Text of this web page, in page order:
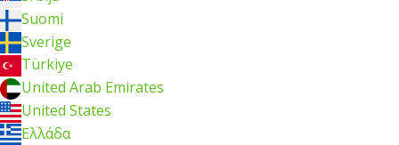
Suomi
Sverige
Türkiye
United Arab Emirates
United States
Ελλάδα